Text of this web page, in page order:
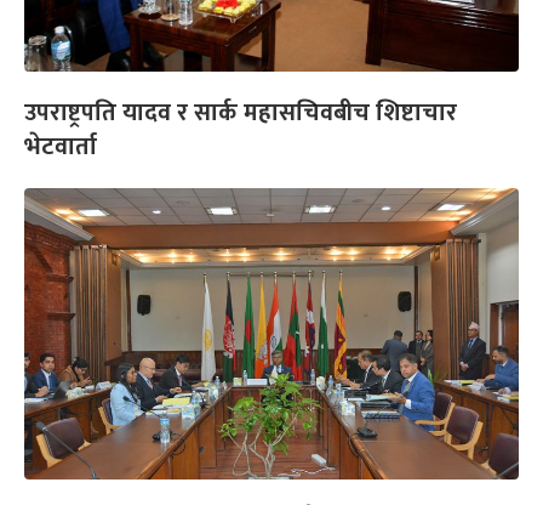
उपराष्ट्रपति यादव र सार्क महासचिवबीच शिष्टाचार
भेटवार्ता